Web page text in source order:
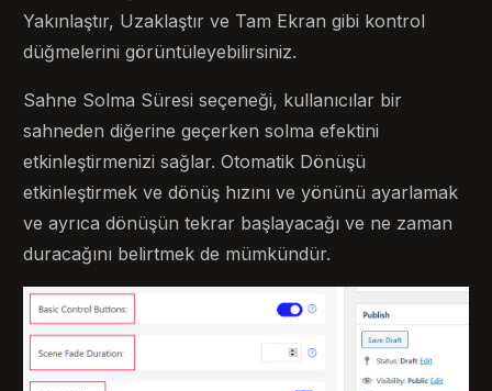
Yakınlaştır, Uzaklaştır ve Tam Ekran gibi kontrol
düğmelerini görüntüleyebilirsiniz.
Sahne Solma Süresi seçeneği, kullanıcılar bir
sahneden diğerine geçerken solma efektini
etkinleştirmenizi sağlar. Otomatik Dönüşü
etkinleştirmek ve dönüş hızını ve yönünü ayarlamak
ve ayrıca dönüşün tekrar başlayacağı ve ne zaman
duracağını belirtmek de mümkündür.